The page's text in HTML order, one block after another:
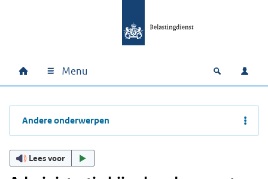
Hoofdnavigatie
Home Menu Open
Andere onderwerpen
Lees voor